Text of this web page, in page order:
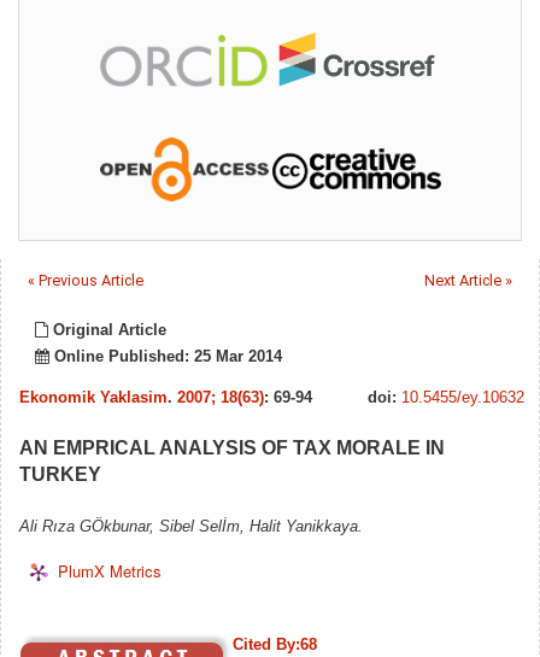
« Previous Article Next Article »
Original Article
Online Published: 25 Mar 2014
Ekonomik Yaklasim. 2007; 18(63): 69-94 doi: 10.5455/ey.10632
AN EMPRICAL ANALYSIS OF TAX MORALE IN
TURKEY
Ali Rıza GÖkbunar, Sibel Selİm, Halit Yanikkaya.
PlumX Metrics
Cited By:68